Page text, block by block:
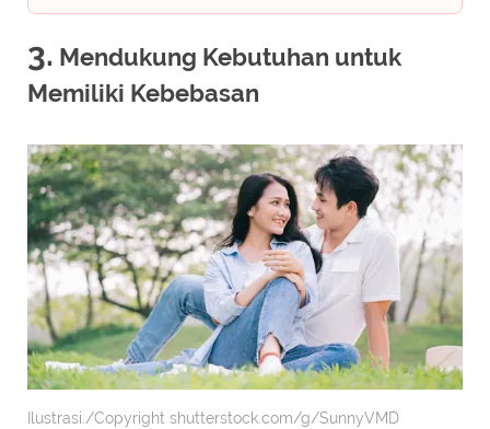
3. Mendukung Kebutuhan untuk
Memiliki Kebebasan
Ilustrasi./Copyright shutterstock.com/g/SunnyVMD